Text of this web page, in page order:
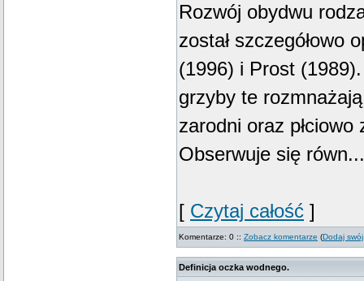
Rozwój obydwu
został szczegółowo
(1996) i Prost
grzyby te
zarodni oraz płciowo
Obserwuje się równ...
[ Czytaj całość ]
Komentarze: 0 :: Zobacz komentarze (Dodaj
Definicja oczka wodnego.